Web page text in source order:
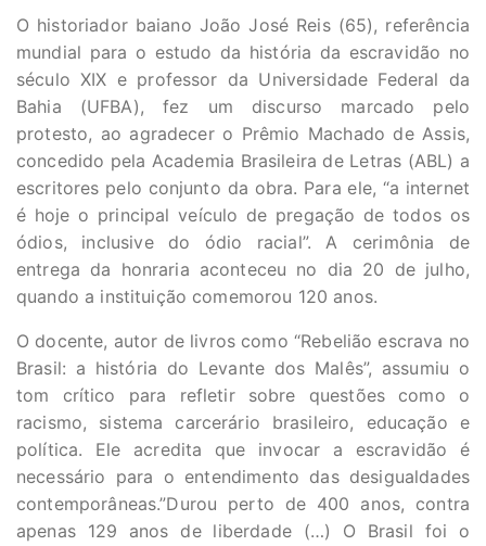
O historiador baiano João José Reis (65), referência
mundial para o estudo da história da escravidão no
século XIX e professor da Universidade Federal da
Bahia (UFBA), fez um discurso marcado pelo
protesto, ao agradecer o Prêmio Machado de Assis,
concedido pela Academia Brasileira de Letras (ABL) a
escritores pelo conjunto da obra. Para ele, “a internet
é hoje o principal veículo de pregação de todos os
ódios, inclusive do ódio racial”. A cerimônia de
entrega da honraria aconteceu no dia 20 de julho,
quando a instituição comemorou 120 anos.
O docente, autor de livros como “Rebelião escrava no
Brasil: a história do Levante dos Malês”, assumiu o
tom crítico para refletir sobre questões como o
racismo, sistema carcerário brasileiro, educação e
política. Ele acredita que invocar a escravidão é
necessário para o entendimento das desigualdades
contemporâneas.”Durou perto de 400 anos, contra
apenas 129 anos de liberdade (…) O Brasil foi o